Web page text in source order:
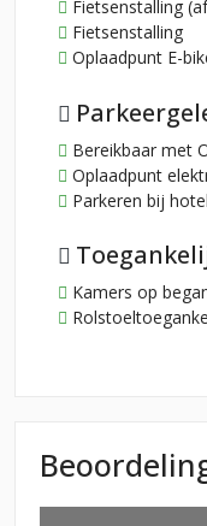
Fietsenstalling
Fietsenstalling
Oplaadpunt E-
Bereikbaar met
Oplaadpunt
Parkeren bij
Kamers op